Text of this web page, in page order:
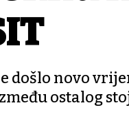
došlo novo
ostalog